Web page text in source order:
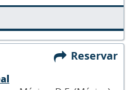
Reservar